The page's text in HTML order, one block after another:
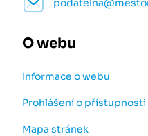
O webu
Informace o webu
Prohlášení o přístupnosti
Mapa stránek